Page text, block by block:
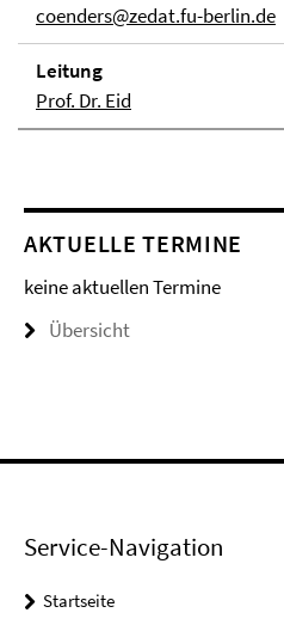
coenders@zedat.fu-berlin.de
Lei­tung
Prof. Dr. Eid
AKTUELLE TERMINE
keine aktuellen Termine
Übersicht
Service-Navigation
Startseite